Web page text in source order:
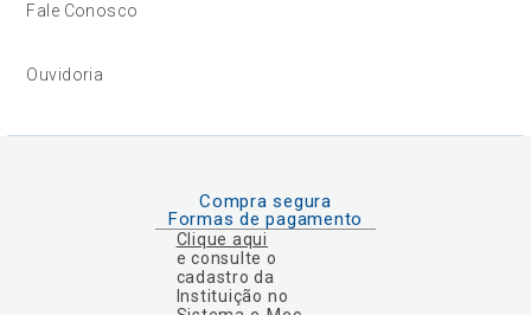
Fale Conosco
Ouvidoria
Compra segura
Formas de pagamento
Clique aqui
e consulte o
cadastro da
Instituição no